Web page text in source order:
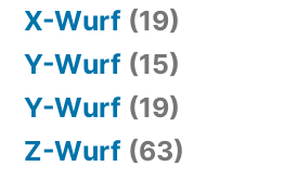
X-Wurf (19)
Y-Wurf (15)
Y-Wurf (19)
Z-Wurf (63)